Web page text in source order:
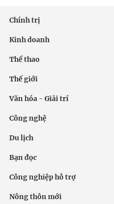
Chính trị
Kinh doanh
Thể thao
Thế giới
Văn hóa - Giải trí
Công nghệ
Du lịch
Bạn đọc
Công nghiệp hỗ trợ
Nông thôn mới